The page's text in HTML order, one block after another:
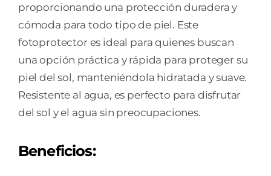
proporcionando una protección duradera y
cómoda para todo tipo de piel. Este
fotoprotector es ideal para quienes buscan
una opción práctica y rápida para proteger su
piel del sol, manteniéndola hidratada y suave.
Resistente al agua, es perfecto para disfrutar
del sol y el agua sin preocupaciones.
Beneficios: